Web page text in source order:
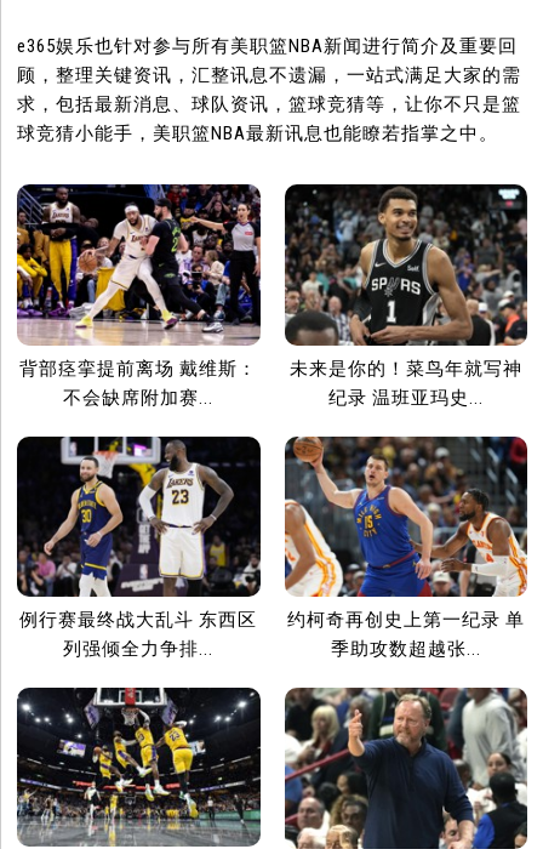
e365娱乐也针对参与所有美职篮NBA新闻进行简介及重要回
顾，整理关键资讯，汇整讯息不遗漏，一站式满足大家的需
求，包括最新消息、球队资讯，篮球竞猜等，让你不只是篮
球竞猜小能手，美职篮NBA最新讯息也能瞭若指掌之中。
背部痉挛提前离场 戴维斯：
不会缺席附加赛...
未来是你的！菜鸟年就写神
纪录 温班亚玛史...
例行赛最终战大乱斗 东西区
列强倾全力争排...
约柯奇再创史上第一纪录 单
季助攻数超越张...